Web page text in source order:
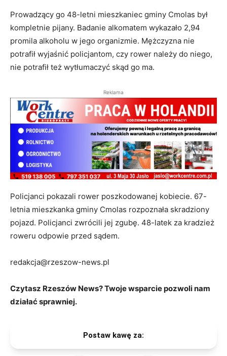
Prowadzący go 48-letni mieszkaniec gminy Cmolas był
kompletnie pijany. Badanie alkomatem wykazało 2,94
promila alkoholu w jego organizmie. Mężczyzna nie
potrafił wyjaśnić policjantom, czy rower należy do niego,
nie potrafił też wytłumaczyć skąd go ma.
Reklama
Policjanci pokazali rower poszkodowanej kobiecie. 67-
letnia mieszkanka gminy Cmolas rozpoznała skradziony
pojazd. Policjanci zwrócili jej zgubę. 48-latek za kradzież
roweru odpowie przed sądem.
redakcja@rzeszow-news.pl
Czytasz Rzeszów News? Twoje wsparcie pozwoli nam
działać sprawniej.
Postaw kawę za: